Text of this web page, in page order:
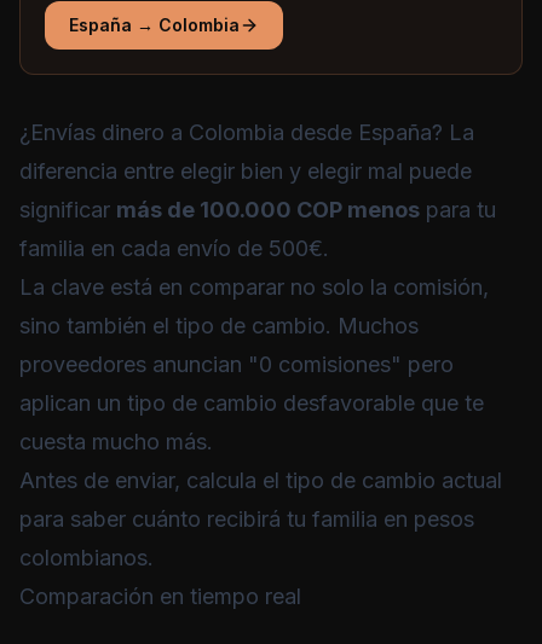
España → Colombia
¿Envías dinero a Colombia desde España? La
diferencia entre elegir bien y elegir mal puede
significar más de 100.000 COP menos para tu
familia en cada envío de 500€.
La clave está en comparar no solo la comisión,
sino también el tipo de cambio. Muchos
proveedores anuncian "0 comisiones" pero
aplican un tipo de cambio desfavorable que te
cuesta mucho más.
Antes de enviar, calcula el tipo de cambio actual
para saber cuánto recibirá tu familia en pesos
colombianos.
Comparación en tiempo real